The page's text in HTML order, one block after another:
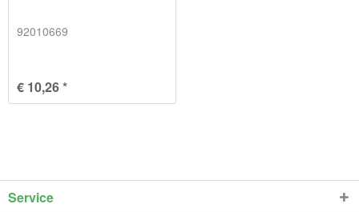
92010669
€ 10,26 *
Service